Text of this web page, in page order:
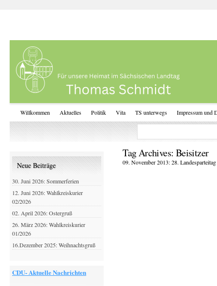
Willkommen Aktuelles Politik Vita TS unterwegs Impressum und
Tag Archives: Beisitzer
09. November 2013: 28.
Neue Beiträge
30. Juni 2026: Sommerferien
12. Juni 2026: Wahlkreiskurier
02/2026
02. April 2026: Ostergruß
26. März 2026: Wahlkreiskurier
01/2026
16.Dezember 2025: Weihnachtsgruß
CDU- Aktuelle Nachrichten